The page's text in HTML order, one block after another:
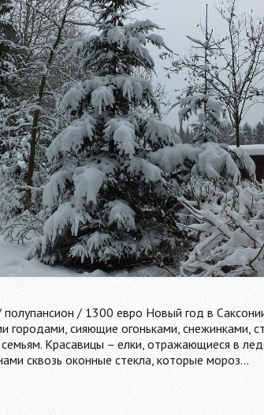
/ 1300 евро Новый год в
городами, сияющие огоньками, снежинками,
Красавицы – елки, отражающиеся в
сквозь оконные стекла, которые мороз…